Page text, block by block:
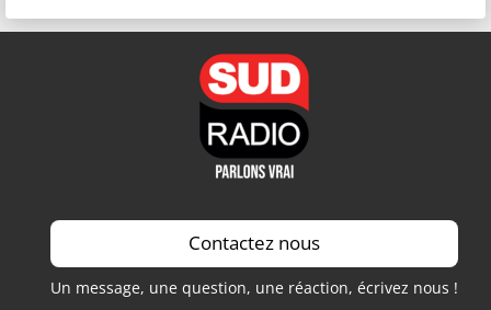
Contactez nous
Un message, une question, une réaction, écrivez nous !